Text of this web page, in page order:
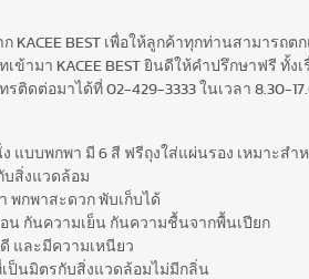
ก KACEE BEST เพื่อให้ลูกค้าทุกท่านสามา
เข้ามา KACEE BEST ยินดีให้คำปรึกษาฟรี
ติดต่อมาได้ที่ 02-429-3333 ในเวลา 8.30-
แบบพกพา มี 6 สี ฟรีถุงใส่แผ่นรอง เหมาะส
บสิ่งแวดล้อม
กพาสะดวก พับเก็บได้
กันความเย็น กันความชื้นจากพื้นเปียก
และมีความเหนียว
นมิตรกับสิ่งแวดล้อมไม่มีกลิ่น